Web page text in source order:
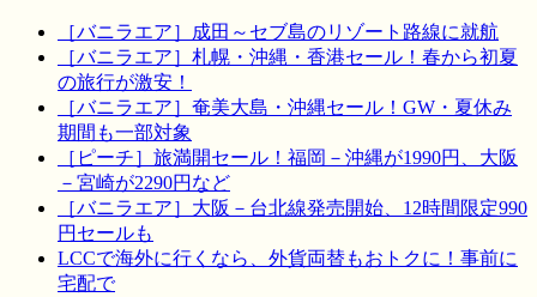
［バニラエア］成田～セブ島のリゾート路線に就航
［バニラエア］札幌・沖縄・香港セール！春から初夏
の旅行が激安！
［バニラエア］奄美大島・沖縄セール！GW・夏休み
期間も一部対象
［ピーチ］旅満開セール！福岡－沖縄が1990円、大阪
－宮崎が2290円など
［バニラエア］大阪－台北線発売開始、12時間限定990
円セールも
LCCで海外に行くなら、外貨両替もおトクに！事前に
宅配で